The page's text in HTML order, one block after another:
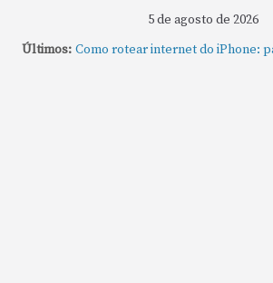
5 de agosto de 2026
Últimos: Como rotear internet do iPhone: